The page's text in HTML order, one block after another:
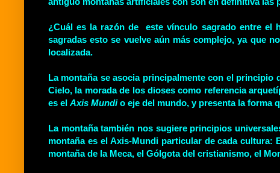
¿Cuál es la razón de este vínculo sagrado entre el
sagradas esto se vuelve aún más complejo, ya que
localizada.
La montaña se asocia principalmente con el
Cielo, la morada de los dioses como referencia
es el Axis Mundio eje del mundo, y presenta la forma
La montaña también nos sugiere principios
montaña es el Axis-Mundi particular de cada cultura:
montaña de la Meca, el Gólgota del cristianismo, el